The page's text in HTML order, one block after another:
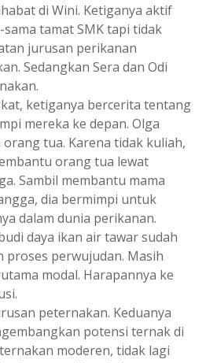
di Wini. Ketiganya aktif
sama tamat SMK tapi tidak
jurusan perikanan
Sedangkan Sera dan Odi
ketiganya bercerita tentang
mereka ke depan. Olga
tua. Karena tidak kuliah,
orang tua lewat
Sambil membantu mama
dia bermimpi untuk
dalam dunia perikanan.
daya ikan air tawar sudah
proses perwujudan. Masih
modal. Harapannya ke
peternakan. Keduanya
potensi ternak di
moderen, tidak lagi